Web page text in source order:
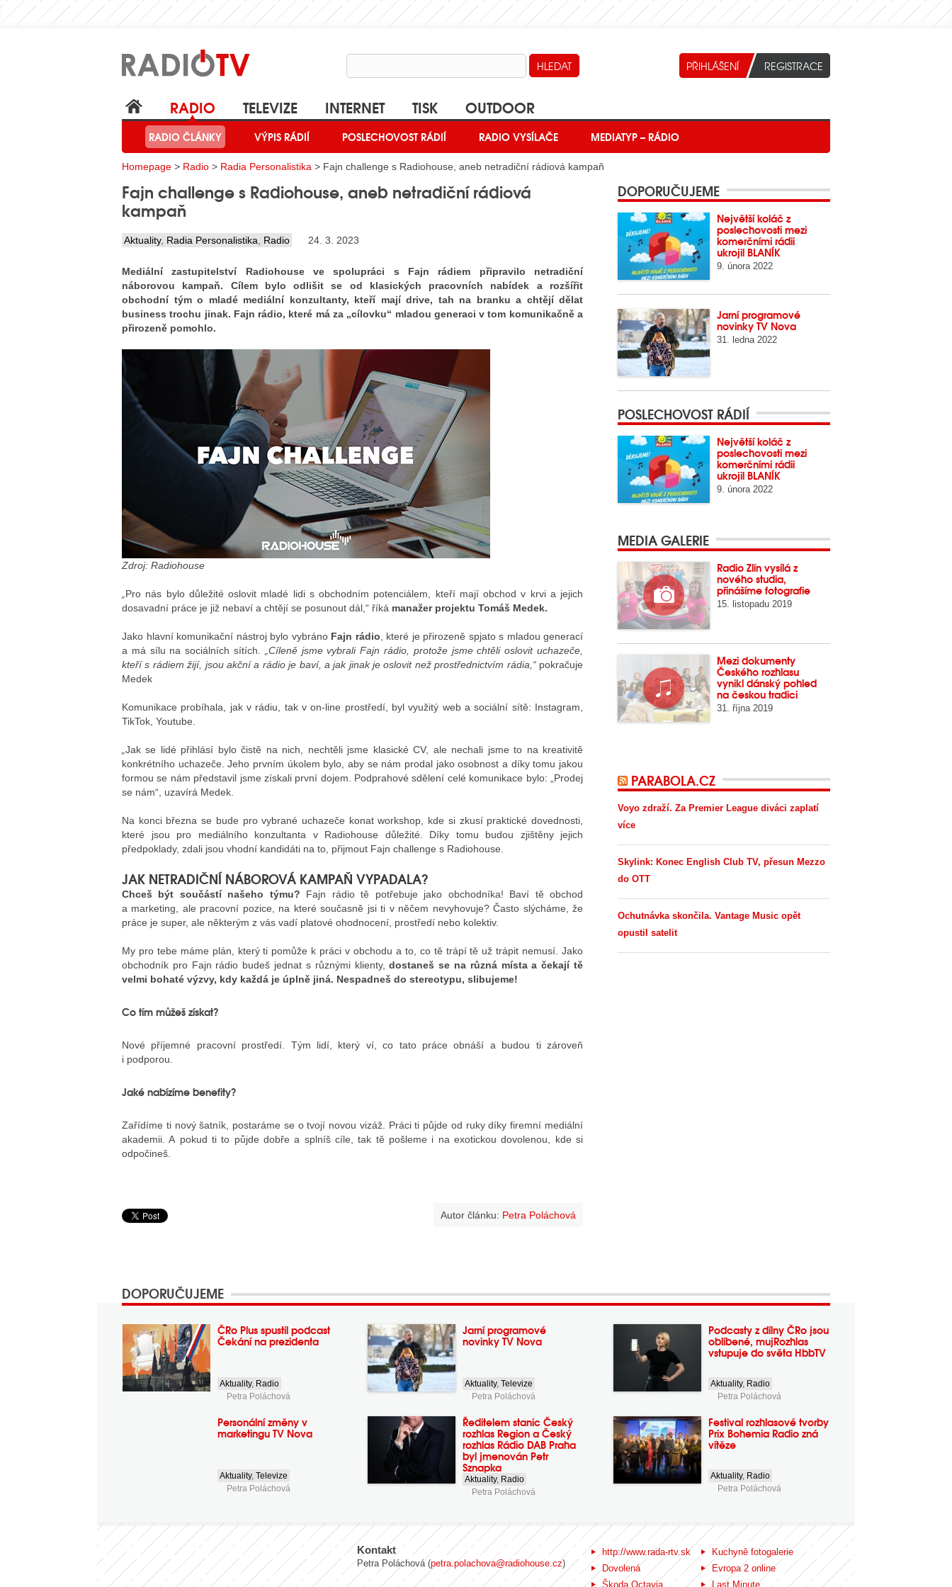
RADIO
RADIO ČLÁNKY VÝPIS RÁDIÍ POSLECHOVOST RÁDIÍ RADIO VYSÍLAČE MEDIATYP – RÁDIO
TELEVIZE INTERNET TISK OUTDOOR
Homepage > Radio > Radia Personalistika > Fajn challenge s Radiohouse, aneb netradiční rádiová kampaň
Fajn challenge s Radiohouse, aneb netradiční rádiová
kampaň
Aktuality, Radia Personalistika Radio 24. 3. 2023
Mediální zastupitelství Radiohouse ve spolupráci s Fajn rádiem připravilo netradiční
náborovou kampaň. Cílem bylo odlišit se od klasických pracovních nabídek a rozšířit
obchodní tým o mladé mediální konzultanty, kteří mají drive, tah na branku a chtějí dělat
business trochu jinak. Fajn rádio, které má za „cílovku“ mladou generaci v tom komunikačně a
přirozeně pomohlo.
Zdroj: Radiohouse
Pro nás bylo důležité oslovit mladé lidi s obchodním potenciálem, kteří mají obchod v krvi a jejich
dosavadní práce je již nebaví a chtějí se posunout dál,“ říká manažer projektu Tomáš Medek.
Jako hlavní komunikační nástroj bylo vybráno Fajn rádio , které je přirozeně spjato s mladou generací
a má sílu na sociálních sítích.
Cíleně jsme vybrali Fajn rádio, protože jsme chtěli oslovit uchazeče,
kteří s rádiem žijí, jsou akční a rádio je baví, a jak jinak je oslovit než prostřednictvím rádia,“ pokračuje
Medek
Komunikace probíhala, jak v rádiu, tak v on-line prostředí, byl využitý web a sociální sítě: Instagram,
TikTok, Youtube.
Jak se lidé přihlásí bylo čistě na nich, nechtěli jsme klasické CV, ale nechali jsme to na kreativitě
konkrétního uchazeče. Jeho prvním úkolem bylo, aby se nám prodal jako osobnost a díky tomu jakou
formou se nám představil jsme získali první dojem. Podprahové sdělení celé komunikace bylo: „Prodej
se nám“, uzavírá Medek.
Na konci března se bude pro vybrané uchazeče konat workshop, kde si zkusí praktické dovednosti,
které jsou pro mediálního konzultanta v Radiohouse důležité. Díky tomu budou zjištěny jejich
předpoklady, zdali jsou vhodní kandidáti na to, přijmout Fajn challenge s Radiohouse.
JAK NETRADIČNÍ NÁBOROVÁ KAMPAŇ VYPADALA?
Chceš být součástí našeho týmu? Fajn rádio tě potřebuje jako obchodníka! Baví tě obchod
a marketing, ale pracovní pozice, na které současně jsi ti v něčem nevyhovuje? Často slýcháme, že
práce je super, ale některým z vás vadí platové ohodnocení, prostředí nebo kolektiv.
My pro tebe máme plán, který ti pomůže k práci v obchodu a to, co tě trápí tě už trápit nemusí. Jako
obchodník pro Fajn rádio budeš jednat s různými klienty,dostaneš se na různá místa a čekají tě
velmi bohaté výzvy, kdy každá je úplně jiná. Nespadneš do stereotypu, slibujeme!
Co tím můžeš získat?
Nové příjemné pracovní prostředí. Tým lidí, který ví, co tato práce obnáší a budou ti zároveň
i podporou.
Jaké nabízíme benefity?
Zařídíme ti nový šatník, postaráme se o tvojí novou vizáž. Práci ti půjde od ruky díky firemní mediální
akademii. A pokud ti to půjde dobře a splníš cíle, tak tě pošleme i na exotickou dovolenou, kde si
odpočineš.
Autor článku: Petra Poláchová
DOPORUČUJEME
Největší koláč z
poslechovosti mezi
komerčními rádii
ukrojil BLANÍK
9. února 2022
Jarní programové
novinky TV Nova
31. ledna 2022
POSLECHOVOST RÁDIÍ
Největší koláč z
poslechovosti mezi
komerčními rádii
ukrojil BLANÍK
9. února 2022
MEDIA GALERIE
Radio Zlín vysílá z
nového studia,
přinášíme fotografie
15. listopadu 2019
Mezi dokumenty
Českého rozhlasu
vynikl dánský pohled
na českou tradici
31. října 2019
PARABOLA.CZ
Voyo zdraží. Za Premier League diváci zaplatí
více
Skylink: Konec English Club TV, přesun Mezzo
do OTT
Ochutnávka skončila. Vantage Music opět
opustil satelit
DOPORUČUJEME
ČRo Plus spustil podcast
Čekání na prezidenta
Aktuality, Radio
Petra Poláchová
Jarní programové
novinky TV Nova
Aktuality,Televize
Petra Poláchová
Podcasty z dílny ČRo jsou
oblíbené, mujRozhlas
vstupuje do světa HbbTV
Aktuality, Radio
Petra Poláchová
Personální změny v
marketingu TV Nova
Aktuality,Televize
Petra Poláchová
Ředitelem stanic Český
rozhlas Region a Český
rozhlas Rádio DAB Praha
byl jmenován Petr
Sznapka
Aktuality, Radio
Petra Poláchová
Festival rozhlasové tvorby
Prix Bohemia Radio zná
vítěze
Aktuality, Radio
Petra Poláchová
Kontakt
Petra Poláchová (petra.polachova@radiohouse.cz)
http://www.rada-rtv.sk
Kuchyně fotogalerie
Dovolená
Evropa 2 online
Škoda Octavia
Last Minute